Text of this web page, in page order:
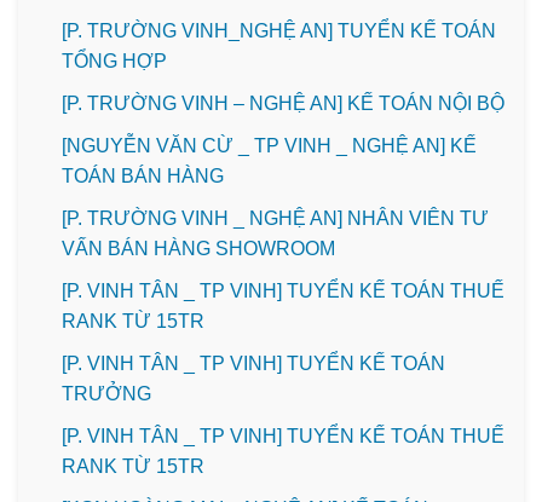
[P. TRƯỜNG VINH_NGHỆ AN] TUYỂN KẾ TOÁN
TỔNG HỢP
[P. TRƯỜNG VINH – NGHỆ AN] KẾ TOÁN NỘI BỘ
[NGUYỄN VĂN CỪ _ TP VINH _ NGHỆ AN] KẾ
TOÁN BÁN HÀNG
[P. TRƯỜNG VINH _ NGHỆ AN] NHÂN VIÊN TƯ
VẤN BÁN HÀNG SHOWROOM
[P. VINH TÂN _ TP VINH] TUYỂN KẾ TOÁN THUẾ
RANK TỪ 15TR
[P. VINH TÂN _ TP VINH] TUYỂN KẾ TOÁN
TRƯỞNG
[P. VINH TÂN _ TP VINH] TUYỂN KẾ TOÁN THUẾ
RANK TỪ 15TR